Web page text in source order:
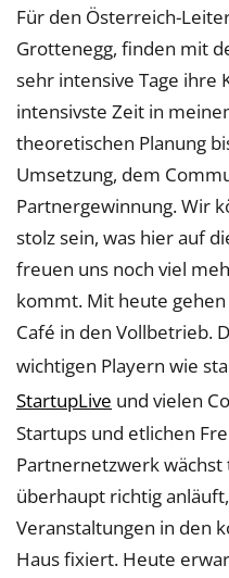
Für den Österreich-
Grottenegg, finden mit
sehr intensive Tage ihre
intensivste Zeit in
theoretischen Planung
Umsetzung, dem
Partnergewinnung. Wir
stolz sein, was hier auf
freuen uns noch viel
kommt. Mit heute gehen
Café in den Vollbetrieb.
wichtigen Playern wie
StartupLive und vielen
Startups und etlichen
Partnernetzwerk wächst
überhaupt richtig
Veranstaltungen in den
Haus fixiert. Heute